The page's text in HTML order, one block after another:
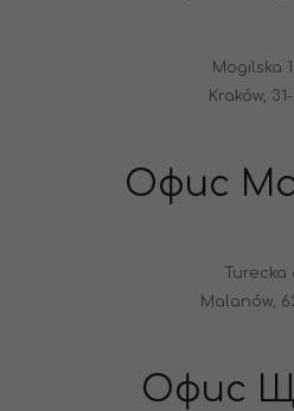
Mogilska
Kraków,
Офис
Turecka
Malanów,
Офис